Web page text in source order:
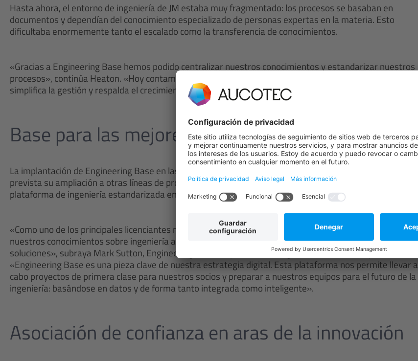
Hasta ahora, el entorno de ingeniería de JM estaba muy fragmentado: los procesos se basaban en
documentos y dependían del conocimiento especializado de personas expertas en la materia. Esto
dificultaba enormemente tanto el escalado como la transferencia de conocimientos.
«Gracias a Engineering Base hemos podido centralizar nuestros conocimientos y estandarizar nuestros
procesos», continúa Heaton. «Hoy contamos con una estructura escalable que facilita la integración,
simplifica la gestión y respalda el crecimiento en distintos emplazamientos».
Base para las mejores prácticas globales
La implantación de Engineering Base en las tecnologías con licencia de JM es solo el primer paso. Ya está
prevista su ampliación a otras líneas de producto, con el objetivo de consolidar Engineering Base como
plataforma de ingeniería estandarizada en todo el ámbito del negocio.
«Como uno de los principales licenciantes mundiales de tecnología de procesos químicos, es esencial que
nuestros conocimientos sobre ingeniería avancen al mismo ritmo que la fuerza innovadora de nuestras
soluciones», subraya Mark Sutton, Engineering Director y COO Licensing de Johnson Matthey.
«Engineering Base es una pieza clave de nuestra estrategia digital. Esta plataforma nos permite llevar a
cabo proyectos de primera clase para nuestros socios y preparar a nuestros equipos para el futuro de la
ingeniería: basándose en datos y de forma tanto integrada como inteligente».
Asociación de confianza en aras de la innovación